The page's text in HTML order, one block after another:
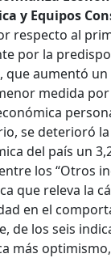
y Equipos
respecto al
por la
que aumentó un
medida
se deterioró
del país un
los “Otros
que releva la
en el
de los seis
más